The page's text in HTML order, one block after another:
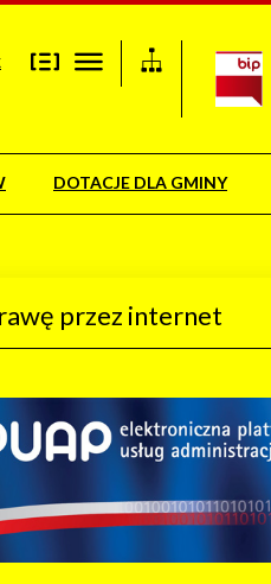
DOTACJE DLA GMINY
przez internet